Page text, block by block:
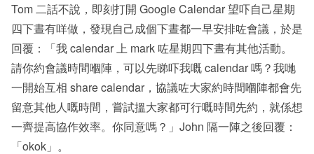
Tom 二話不說，即刻打開 Google Calendar 望吓自己星期
四下晝有咩做，發現自己成個下晝都一早安排咗會議，於是
回覆：「我 calendar 上 mark 咗星期四下晝有其他活動。
請你約會議時間嗰陣，可以先睇吓我嘅 calendar 嗎？我哋
一開始互相 share calendar，協議咗大家約時間嗰陣都會先
留意其他人嘅時間，嘗試搵大家都可行嘅時間先約，就係想
一齊提高協作效率。你同意嗎？」John 隔一陣之後回覆：
「okok」。